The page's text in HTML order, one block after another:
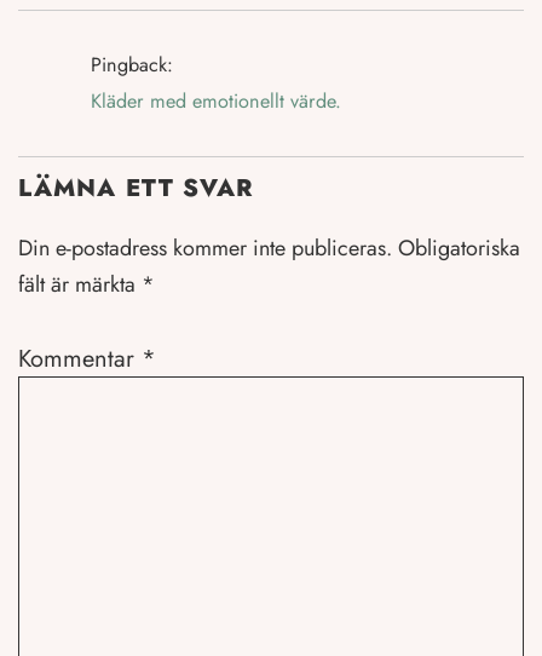
Pingback:
Kläder med emotionellt värde.
LÄMNA ETT SVAR
Din e-postadress kommer inte publiceras. Obligatoriska
fält är märkta *
Kommentar *